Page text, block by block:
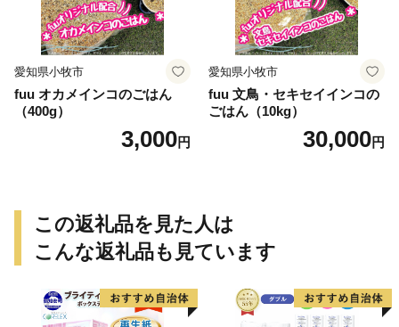
愛知県小牧市
fuu オカメインコのごはん
（400g）
3,000円
愛知県小牧市
fuu 文鳥・セキセイインコの
ごはん（10kg）
30,000円
この返礼品を見た人は
こんな返礼品も見ています